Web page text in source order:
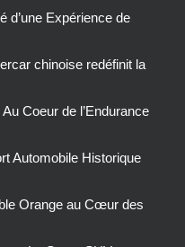
d’une Expérience de
chinoise redéfinit la
Coeur de l’Endurance
Automobile Historique
Orange au Cœur des